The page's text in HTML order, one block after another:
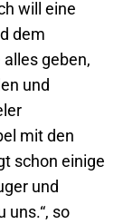
will eine
dem
geben,
und
mit den
schon einige
und
uns.“, so